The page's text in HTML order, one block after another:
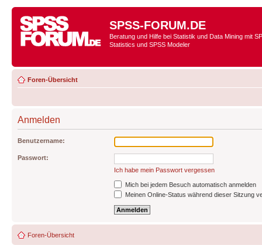
SPSS-FORUM.DE
Beratung und Hilfe bei Statistik und Data Mining mit
Statistics und SPSS Modeler
Foren-Übersicht
Anmelden
Benutzername:
Passwort:
Ich habe mein Passwort vergessen
Mich bei jedem Besuch automatisch anmelden
Meinen Online-Status während dieser Sitzung
Foren-Übersicht